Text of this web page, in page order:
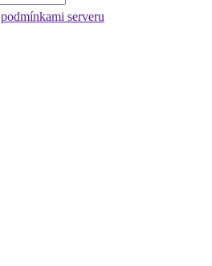
podmínkami serveru